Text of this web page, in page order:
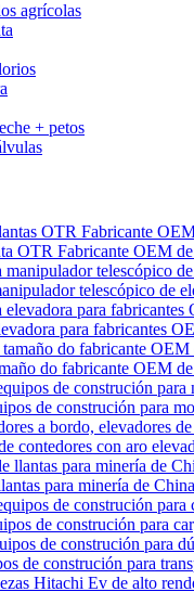
agrícolas
+ petos
OTR Fabricante OEM
telescópico de
para fabricantes
do fabricante OEM
de construción para
contedores con aro
para minería de China
de construción para
de construción para